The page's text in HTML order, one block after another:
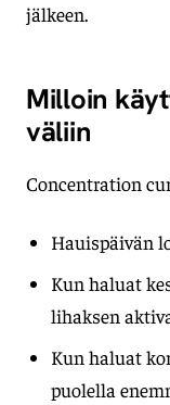
jälkeen.
Milloin
väliin
Concentration
Hauispäivän
Kun haluat
lihaksen
Kun haluat
puolella